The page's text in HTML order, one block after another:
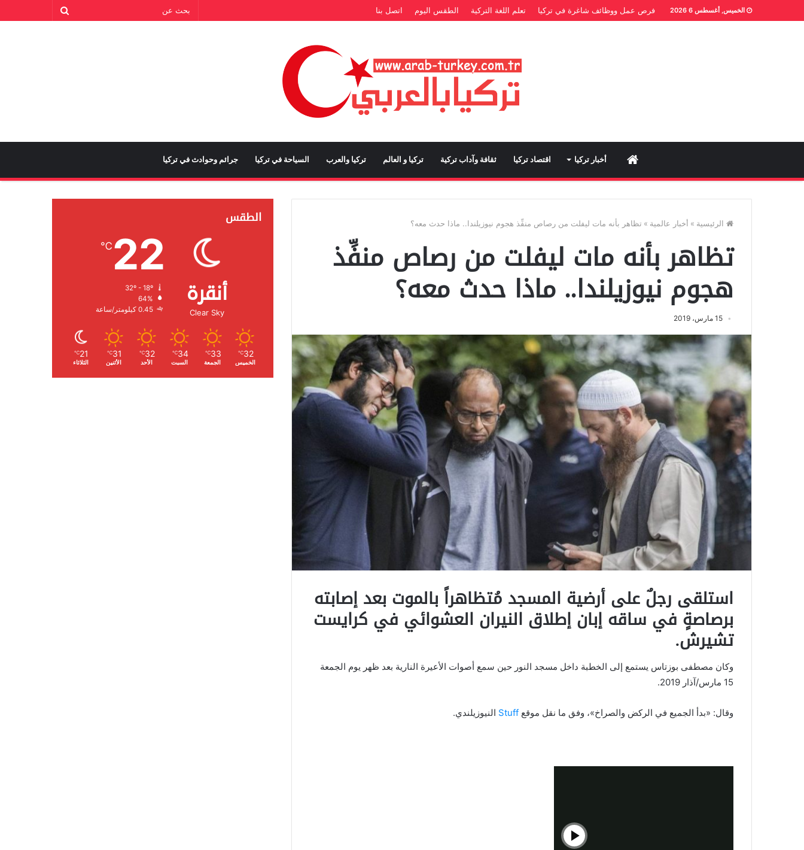
الخميس, أغسطس 6 2026 فرص عمل ووظائف شاغرة في تركيا تعلم اللغة التركية الطقس اليوم اتصل بنا
Home أخبار تركيا اقتصاد تركيا ثقافة وآداب تركية تركيا و العالم تركيا والعرب السياحة في تركيا جرائم وحوادث في تركيا
الرئيسية » أخبار عالمية » تظاهر بأنه مات ليفلت من رصاص منفِّذ هجوم نيوزيلندا.. ماذا حدث معه؟
تظاهر بأنه مات ليفلت من رصاص منفِّذ
هجوم نيوزيلندا.. ماذا حدث معه؟
15 مارس، 2019
استلقى رجلٌ على أرضية المسجد مُتظاهراً بالموت بعد إصابته
برصاصةٍ في ساقه إبان إطلاق النيران العشوائي في كرايست
تشيرش.
وكان مصطفى بوزتاس يستمع إلى الخطبة داخل مسجد النور حين سمع أصوات الأعيرة النارية بعد ظهر يوم الجمعة
15 مارس/آذار 2019.
وقال: «بدأ الجميع في الركض والصراخ»، وفق ما نقل موقع Stuff النيوزيلندي.
الطقس
أنقرة
Clear Sky
22
℃
الرطوبة:
الرياح:
32
℃
الخميس
33
℃
الجمعة
34
℃
السبت
32
℃
الأحد
31
℃
الأثنين
21
℃
الثلاثاء